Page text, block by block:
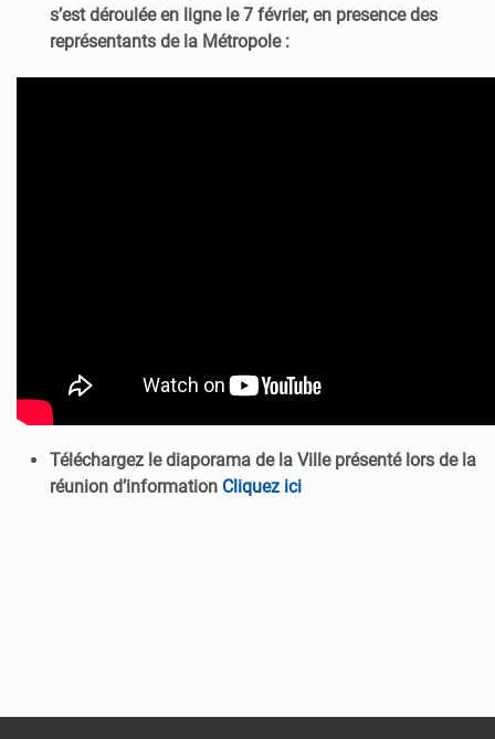
s’est déroulée en ligne le 7 février, en presence des
représentants de la Métropole :
Téléchargez le diaporama de la Ville présenté lors de la
réunion d’information Cliquez ici